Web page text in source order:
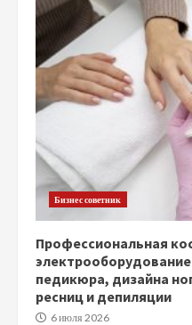
Бизнес советник
Профессиональная
педикюра, дизайна
ресниц и депиляции
6 июля 2026